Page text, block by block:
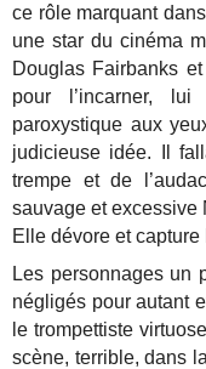
ce rôle marquant
une star du cinéma
Douglas Fairbanks
pour l’incarner,
paroxystique aux
judicieuse idée. Il
trempe et de
sauvage et excessive
Elle dévore et capture
Les personnages un
négligés pour autant
le trompettiste
scène, terrible, dans